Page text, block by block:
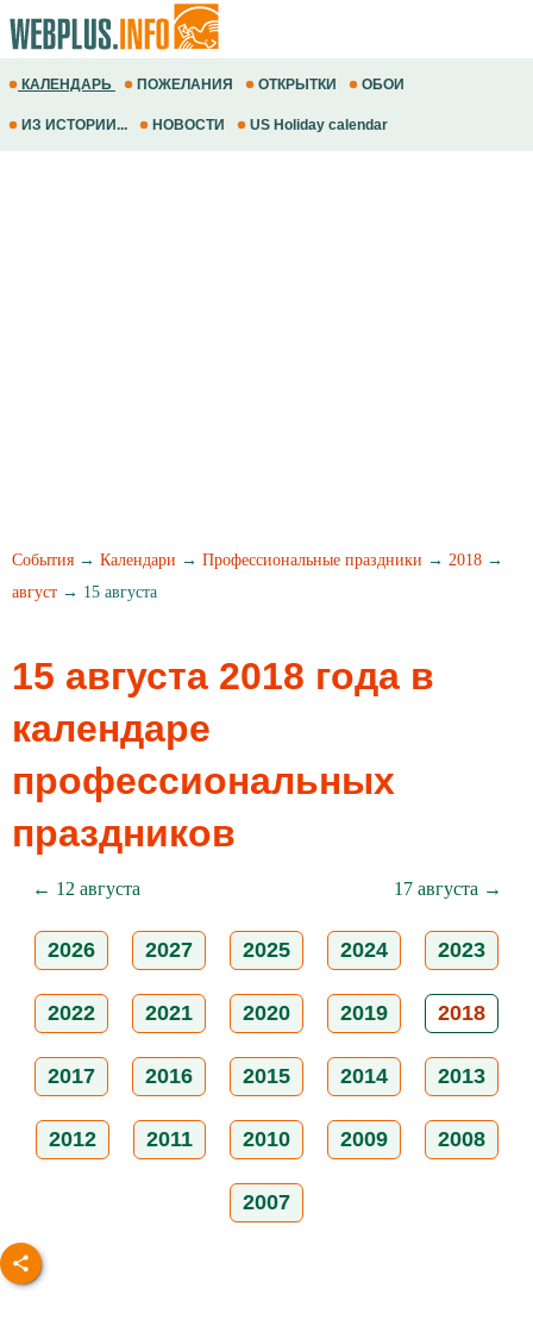
КАЛЕНДАРЬ ПОЖЕЛАНИЯ ОТКРЫТКИ ОБОИ
ИЗ ИСТОРИИ... НОВОСТИ US Holiday calendar
События → Календари → Профессиональные праздники → 2018 →
август → 15 августа
15 августа 2018 года в
календаре
профессиональных
праздников
← 12 августа 17 августа →
2026 2027 2025 2024 2023
2022 2021 2020 2019 2018
2017 2016 2015 2014 2013
2012 2011 2010 2009 2008
2007